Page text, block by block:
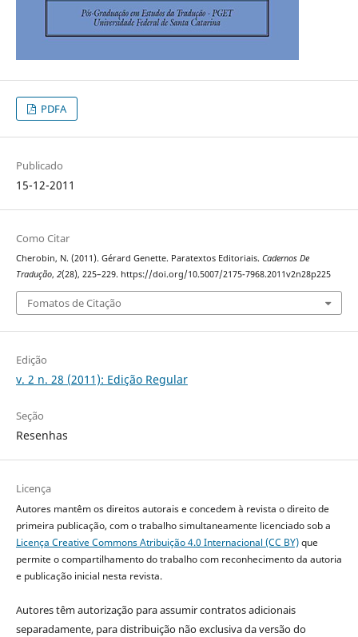
PDFA
Publicado
15-12-2011
Como Citar
Cherobin, N. (2011). Gérard Genette. Paratextos Editoriais. Cadernos De
Tradução, 2(28), 225–229. https://doi.org/10.5007/2175-7968.2011v2n28p225
Fomatos de Citação
Edição
v. 2 n. 28 (2011): Edição Regular
Seção
Resenhas
Licença
Autores mantêm os direitos autorais e concedem à revista o direito de
primeira publicação, com o trabalho simultaneamente licenciado sob a
Licença Creative Commons Atribuição 4.0 Internacional (CC BY)que
permite o compartilhamento do trabalho com reconhecimento da autoria
e publicação inicial nesta revista.
Autores têm autorização para assumir contratos adicionais
separadamente, para distribuição não exclusiva da versão do